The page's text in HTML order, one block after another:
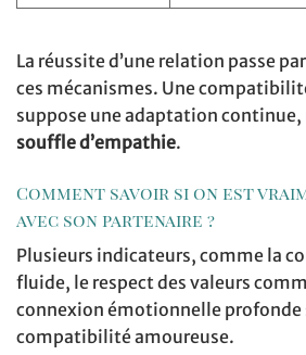
La réussite d’une relation passe
ces mécanismes. Une
suppose une adaptation continue,
souffle d’empathie.
Comment savoir si on est
avec son partenaire ?
Plusieurs indicateurs, comme la
fluide, le respect des valeurs
connexion émotionnelle profonde
compatibilité amoureuse.